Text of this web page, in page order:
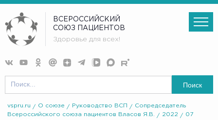
ВСЕРОССИЙСКИЙ
СОЮЗ ПАЦИЕНТОВ
Здоровье для всех!
Поиск
vspru.ru О союзе Руководство ВСП
Сопредседатель
Всероссийского союза пациентов Власов Я.В.
2022
07